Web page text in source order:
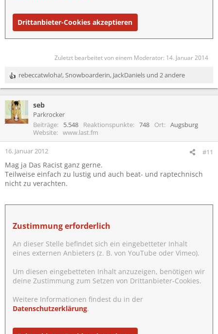
Drittanbieter-Cookies akzeptieren
Zuletzt bearbeitet von einem Moderator: 14. Januar 2014
R
e
k
t
i
n
e
:
rebeccatwloha!,Snowboarderin, JackDaniels und 2 andere
seb
Parkrocker
Beiträge
5.548 Reaktionspunkte 748 Ort
Augsburg
Website
www.last.fm
16. Januar 2012 #11
Mag ja Das Racist ganz gerne.
Teilweise einfach zu lustig und auch beat- und raptechnisch
nicht zu verachten.
Zustimmung erforderlich
An dieser Stelle befindet sich ein eingebetteter Inhalt
eines externen Anbieters (z. B. von YouTube oder Vimeo).
Um diesen eingebetteten Inhalt anzuzeigen, benötigen wir
deine Zustimmung zum Setzen von Drittanbieter-Cookies.
Weitere Informationen findest du in der
Datenschutzerklärung.